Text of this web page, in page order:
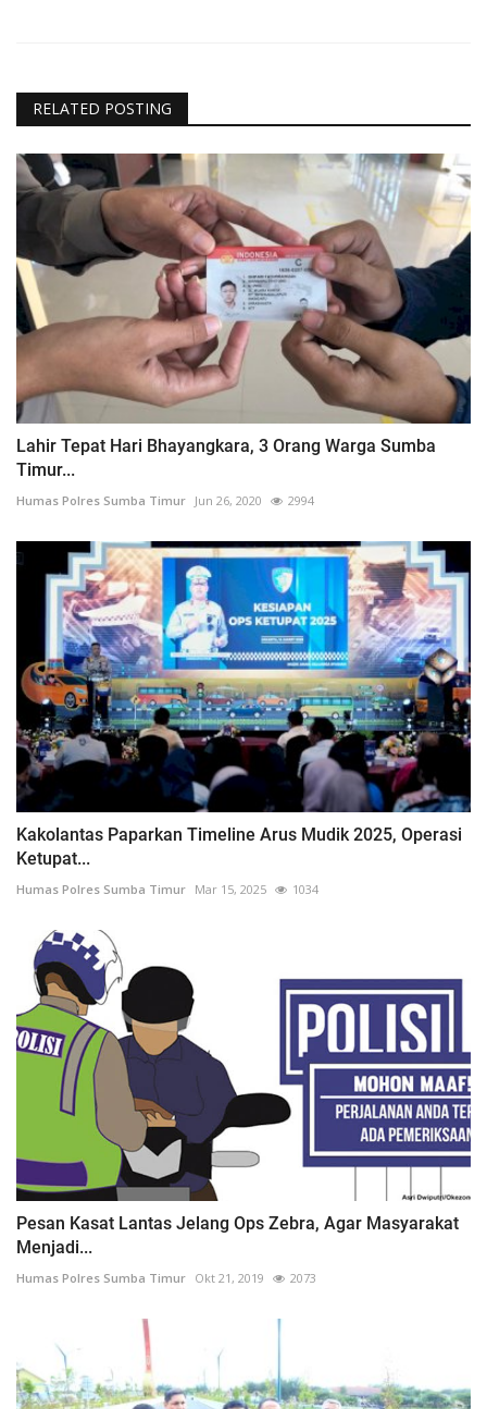
RELATED POSTING
Lahir Tepat Hari Bhayangkara, 3 Orang Warga Sumba
Timur...
Humas Polres Sumba Timur Jun 26, 2020 2994
Kakolantas Paparkan Timeline Arus Mudik 2025, Operasi
Ketupat...
Humas Polres Sumba Timur Mar 15, 2025 1034
Pesan Kasat Lantas Jelang Ops Zebra, Agar Masyarakat
Menjadi...
Humas Polres Sumba Timur Okt 21, 2019 2073